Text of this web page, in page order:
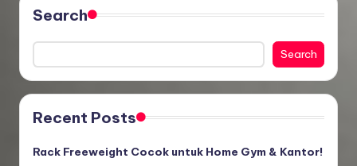
Search
Search
Recent Posts
Rack Freeweight Cocok untuk Home Gym & Kantor!